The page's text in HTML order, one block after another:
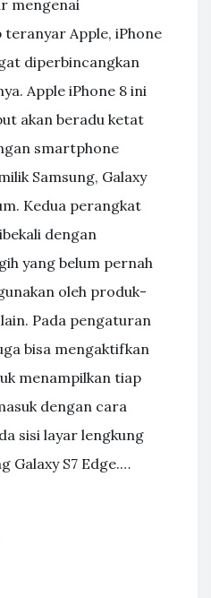
mengenai
Apple, iPhone
diperbincangkan
Apple iPhone 8 ini
akan beradu ketat
smartphone
Samsung, Galaxy
Kedua perangkat
dengan
yang belum pernah
oleh produk-
Pada pengaturan
bisa mengaktifkan
menampilkan tiap
dengan cara
sisi layar lengkung
Galaxy S7 Edge.…